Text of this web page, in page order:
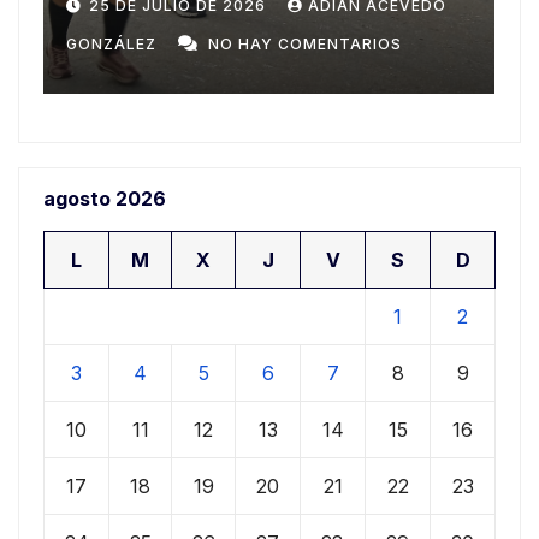
20 DE JULIO DE 2026 ADIAN ACEVEDO
GONZÁLEZ NO HAY COMENTARIOS
agosto 2026
L M X J V S D
1 2
3 4 5 6 7 8 9
10 11 12 13 14 15 16
17 18 19 20 21 22 23